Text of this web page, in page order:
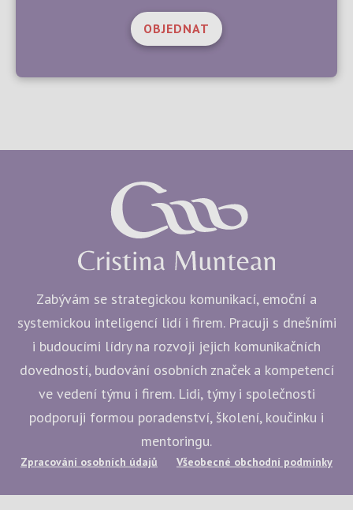
OBJEDNAT
Zabývám se strategickou komunikací, emoční a
systemickou inteligencí lidí i firem. Pracuji s dnešními
i budoucími lídry na rozvoji jejich komunikačních
dovedností, budování osobních značek a kompetencí
ve vedení týmu i firem. Lidi, týmy i společnosti
podporuji formou poradenství, školení, koučinku i
mentoringu.
Zpracování osobních údajů Všeobecné obchodní podmínky